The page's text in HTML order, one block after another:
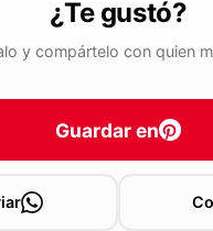
¿Te gustó?
y compártelo con quien
Guardar en